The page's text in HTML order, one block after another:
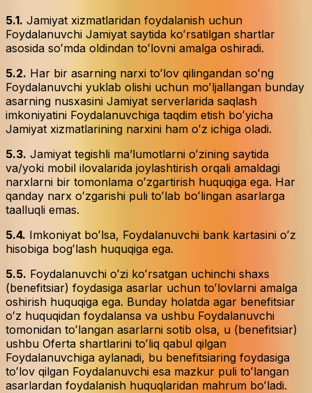
5.1. Jamiyat xizmatlaridan foydalanish uchun
Foydalanuvchi Jamiyat saytida koʻrsatilgan shartlar
asosida soʻmda oldindan toʻlovni amalga oshiradi.
5.2. Har bir asarning narxi toʻlov qilingandan soʻng
Foydalanuvchi yuklab olishi uchun moʻljallangan bunday
asarning nusxasini Jamiyat serverlarida saqlash
imkoniyatini Foydalanuvchiga taqdim etish boʻyicha
Jamiyat xizmatlarining narxini ham oʻz ichiga oladi.
5.3. Jamiyat tegishli maʼlumotlarni oʻzining saytida
va/yoki mobil ilovalarida joylashtirish orqali amaldagi
narxlarni bir tomonlama oʻzgartirish huquqiga ega. Har
qanday narx oʻzgarishi puli toʻlab boʻlingan asarlarga
taalluqli emas.
5.4. Imkoniyat boʻlsa, Foydalanuvchi bank kartasini oʻz
hisobiga bogʻlash huquqiga ega.
5.5. Foydalanuvchi oʻzi koʻrsatgan uchinchi shaxs
(benefitsiar) foydasiga asarlar uchun toʻlovlarni amalga
oshirish huquqiga ega. Bunday holatda agar benefitsiar
oʻz huquqidan foydalansa va ushbu Foydalanuvchi
tomonidan toʻlangan asarlarni sotib olsa, u (benefitsiar)
ushbu Oferta shartlarini toʻliq qabul qilgan
Foydalanuvchiga aylanadi, bu benefitsiaring foydasiga
toʻlov qilgan Foydalanuvchi esa mazkur puli toʻlangan
asarlardan foydalanish huquqlaridan mahrum boʻladi.